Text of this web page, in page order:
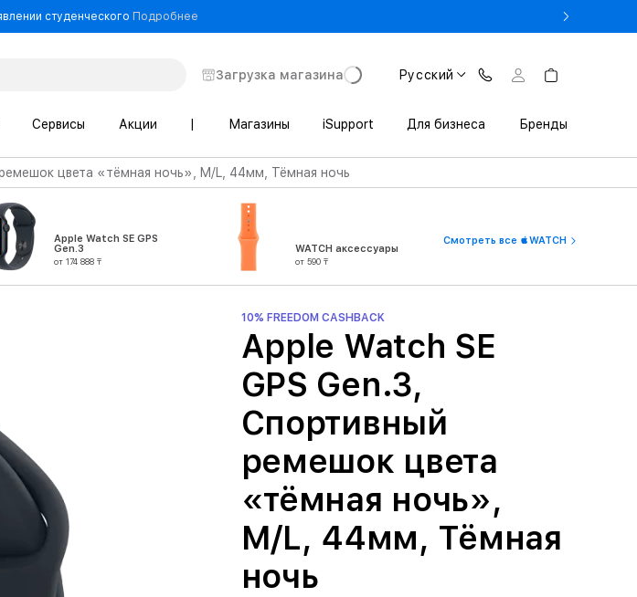
студенческого Подробнее
Загрузка магазина Русский
Сервисы Акции Магазины iSupport Для бизнеса Бренды
цвета «тёмная ночь», M/L, 44мм, Тёмная ночь
Apple Watch SE GPS
Gen.3
от 174 888 ₸
WATCH аксессуары
от 590 ₸
Смотреть все WATCH
10% FREEDOM CASHBACK
Apple Watch SE
GPS Gen.3,
Спортивный
ремешок цвета
«тёмная ночь»,
M/L, 44мм, Тёмная
ночь